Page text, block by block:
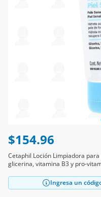
$154.96
Cetaphil Loción Limpiadora
glicerina, vitamina B3 y pro-
Ingresa un